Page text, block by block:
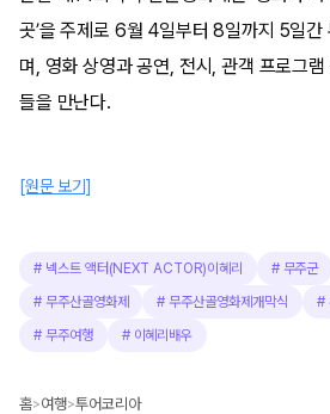
곳’을 주제로 6월 4일부터 8일까지 5일간
며, 영화 상영과 공연, 전시, 관객 프로그
들을 만난다.
[원문 보기]
# 넥스트 액터(NEXT ACTOR)이혜리 # 무주군
# 무주산골영화제 # 무주산골영화제개막식 #
# 무주여행 # 이혜리배우
홈>여행>투어코리아